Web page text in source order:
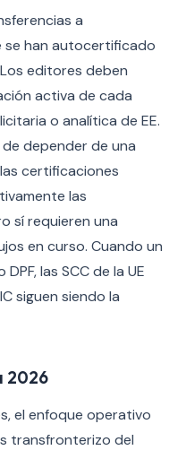
a
se han autocertificado
editores deben
activa de cada
o analítica de EE.
de depender de una
certificaciones
las
sí requieren una
en curso. Cuando un
las SCC de la UE
siguen siendo la
2026
el enfoque operativo
transfronterizo del